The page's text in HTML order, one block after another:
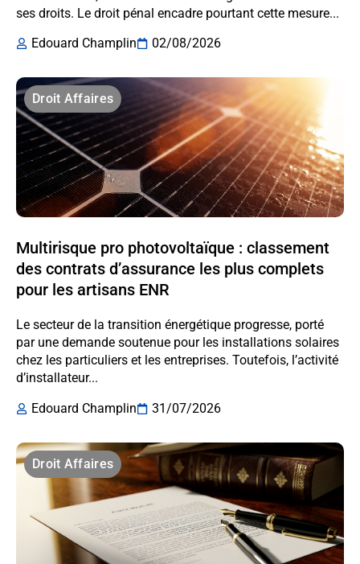
ses droits. Le droit pénal encadre pourtant cette mesure...
Edouard Champlin
02/08/2026
Droit Affaires
Multirisque pro photovoltaïque : classement
des contrats d’assurance les plus complets
pour les artisans ENR
Le secteur de la transition énergétique progresse, porté
par une demande soutenue pour les installations solaires
chez les particuliers et les entreprises. Toutefois, l’activité
d’installateur...
Edouard Champlin
31/07/2026
Droit Affaires